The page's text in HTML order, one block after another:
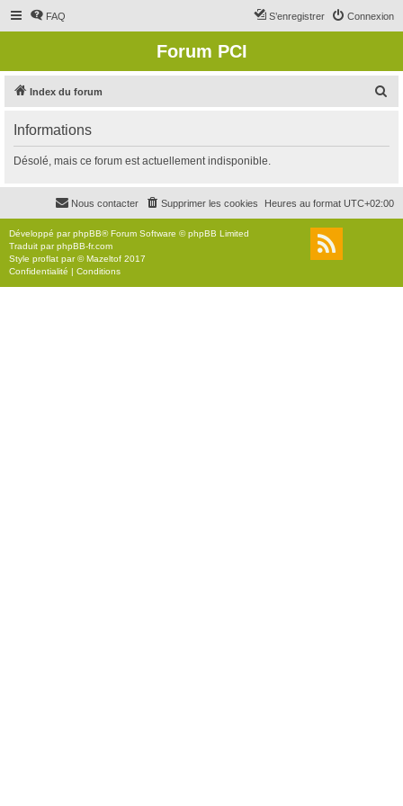
FAQ Connexion
S’enregistrer
Forum PCI
Index du forum
r
c
r
Informations
Désolé, mais ce forum est actuellement indisponible.
Heures au format UTC+02:00
Supprimer les cookies
Nous contacter
Développé parphpBB® Forum Software © phpBB Limited
Traduit parphpBB-fr.com
Style proflat par ©Mazeltof 2017
Confidentialité | Conditions